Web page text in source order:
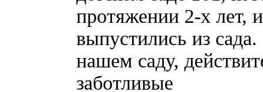
протяжении 2-х лет,
выпустились из
нашем саду,
заботливые